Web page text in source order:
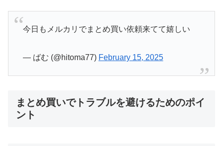
今日もメルカリでまとめ買い依頼来てて嬉しい
— ばむ (@hitoma77) February 15, 2025
まとめ買いでトラブルを避けるためのポイ
ント